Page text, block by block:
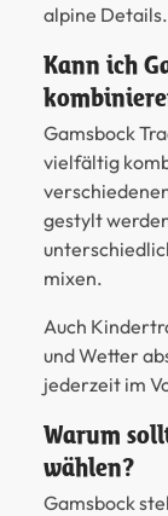
alpine Details.
Kann ich
Gamsbock
vielfältig
gestylt
mixen.
Auch
und Wetter
jederzeit im
Warum
wählen?
Gamsbock